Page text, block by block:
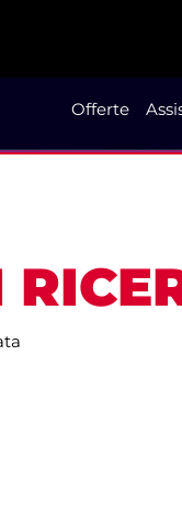
Offerte